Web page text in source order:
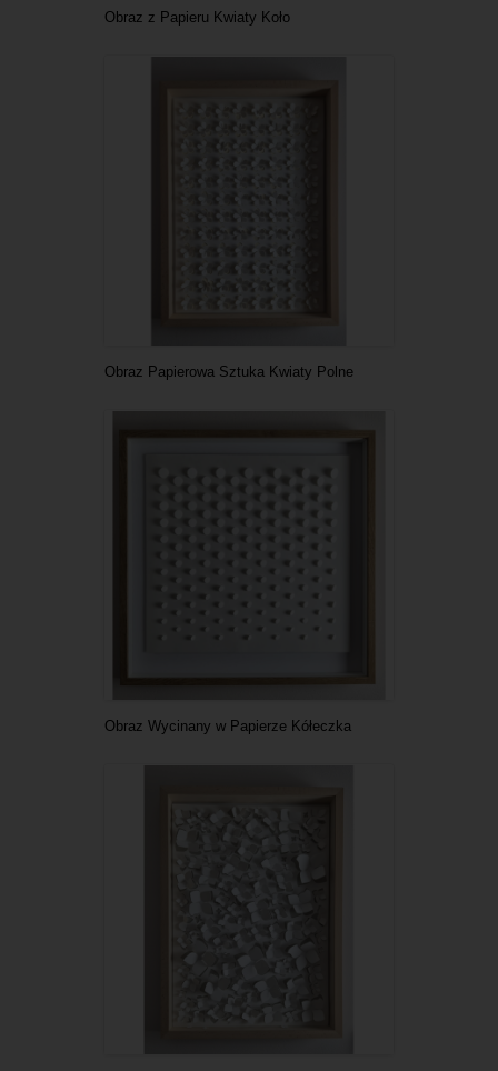
Obraz z Papieru Kwiaty Koło
Obraz Papierowa Sztuka Kwiaty Polne
Obraz Wycinany w Papierze Kółeczka